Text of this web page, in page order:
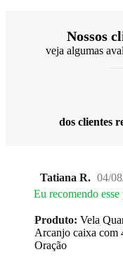
Nossos
veja algumas
dos clientes
Tatiana R. 04/
Eu recomendo
Produto: Vela
Arcanjo caixa com
Oração